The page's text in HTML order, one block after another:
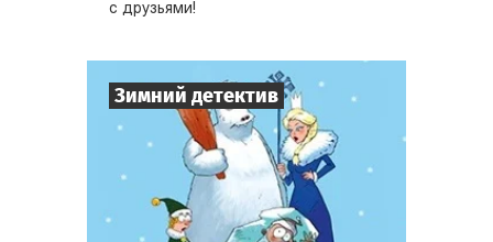
с друзьями!
Зимний детектив
Игроков 10
Время игры 1-2 ч.